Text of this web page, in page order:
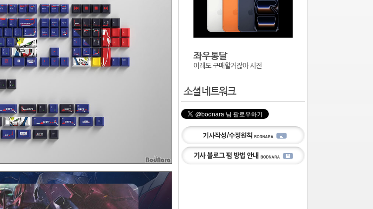
좌우통달
이래도 구매할거잖아 시전
소셜 네트워크